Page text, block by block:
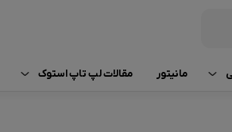
مانیتور مقالات لپ تاپ استوک